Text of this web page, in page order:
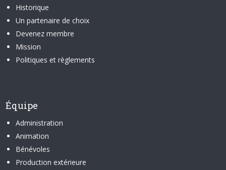
Historique
Un partenaire de choix
Devenez membre
Mission
Politiques et règlements
Équipe
Administration
Animation
Bénévoles
Production extérieure